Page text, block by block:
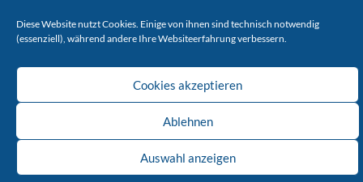
Diese Website nutzt Cookies. Einige von ihnen sind technisch notwendig
(essenziell), während andere Ihre Websiteerfahrung verbessern.
Cookies akzeptieren
Ablehnen
Auswahl anzeigen
KONTAKT IMPRESSUM
DATENSCHUTZ
Copyright © 2026 Stöffelverein